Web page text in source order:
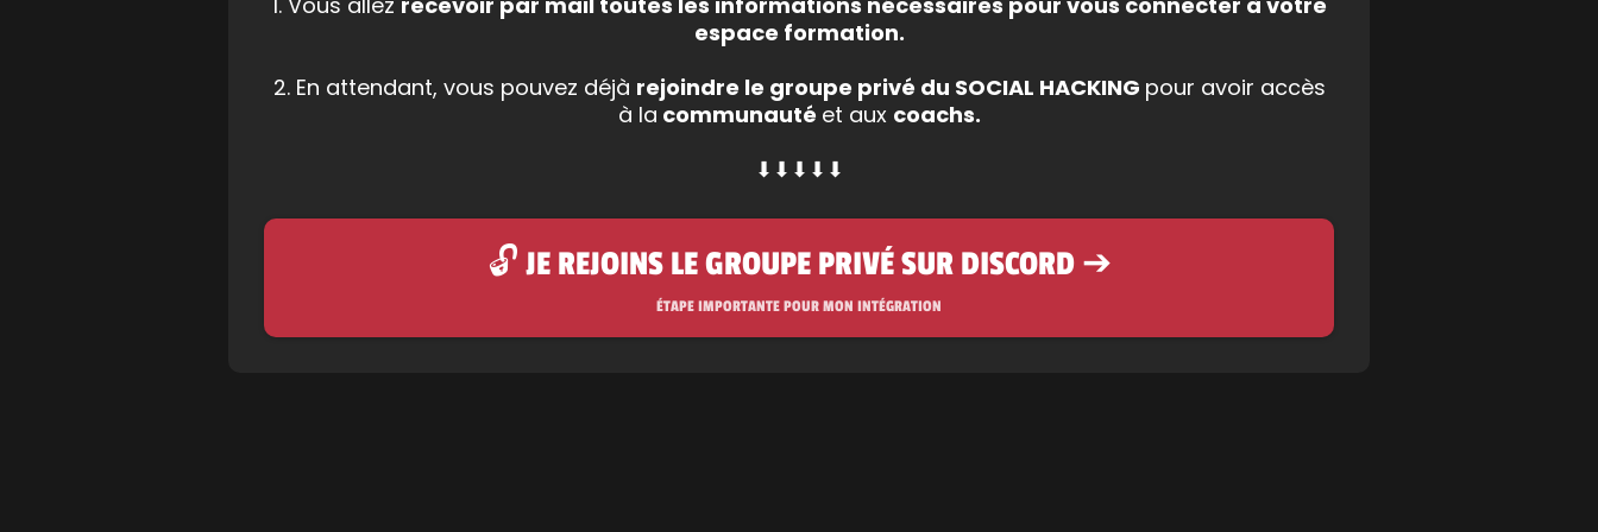
espace formation.
2. En attendant, vous pouvez déjà rejoindre le groupe privé du SOCIAL HACKING pour avoir accès
à la communauté et aux coachs.
⬇⬇⬇⬇⬇
🔓 JE REJOINS LE GROUPE PRIVÉ SUR DISCORD ➔
ÉTAPE IMPORTANTE POUR MON INTÉGRATION